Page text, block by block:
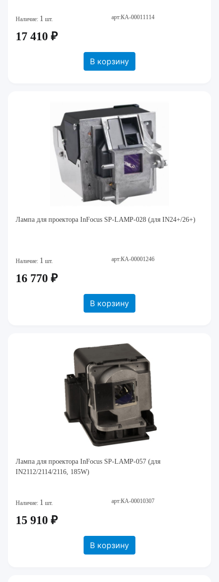
Наличие: 1 шт. арт:КА-00011114
17 410 ₽
В корзину
Лампа для проектора InFocus SP-LAMP-028 (для IN24+/26+)
Наличие: 1 шт. арт:КА-00001246
16 770 ₽
В корзину
Лампа для проектора InFocus SP-LAMP-057 (для
IN2112/2114/2116, 185W)
Наличие: 1 шт. арт:КА-00010307
15 910 ₽
В корзину